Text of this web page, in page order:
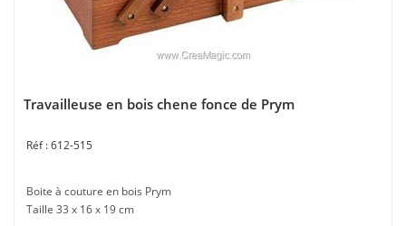
Travailleuse en bois chene fonce de Prym
612-515
Boite à couture en bois Prym
Taille 33 x 16 x 19 cm